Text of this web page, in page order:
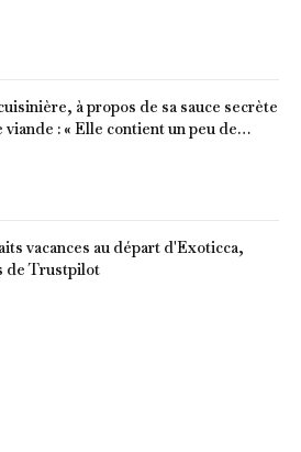
à propos de sa sauce secrète
: « Elle contient un peu de
poignée d'amandes et des tomates
vacances au départ d'Exoticca,
de Trustpilot